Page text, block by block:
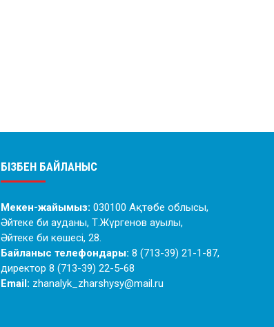
БІЗБЕН БАЙЛАНЫС
Мекен-жайымыз: 030100 Ақтөбе облысы,
Әйтеке би ауданы, Т.Жүргенов ауылы,
Әйтеке би көшесі, 28.
Байланыс телефондары: 8 (713-39) 21-1-87,
директор 8 (713-39) 22-5-68
Email: zhanalyk_zharshysy@mail.ru